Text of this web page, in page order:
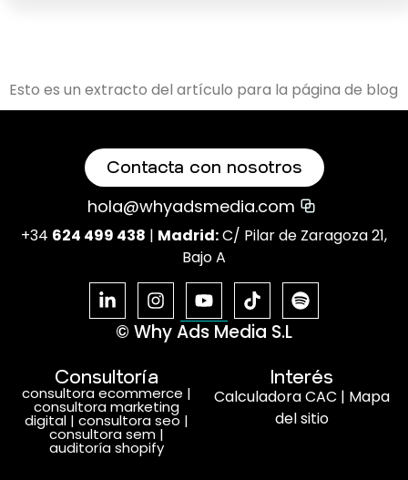
Esto es un extracto del artículo para la página de blog
Contacta con nosotros
hola@whyadsmedia.com
+34 624 499 438 | Madrid:C/ Pilar de Zaragoza 21,
Bajo A
© Why Ads Media S.L
Consultoría
consultora ecommerce |
consultora marketing
digital | consultora seo |
consultora sem |
auditoría shopify
Interés
Calculadora CAC | Mapa
del sitio